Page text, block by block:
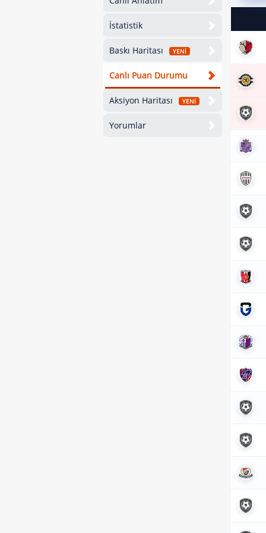
İstatistik
Baskı Haritası YENİ
Canlı Puan Durumu
Aksiyon Haritası YENİ
Yorumlar